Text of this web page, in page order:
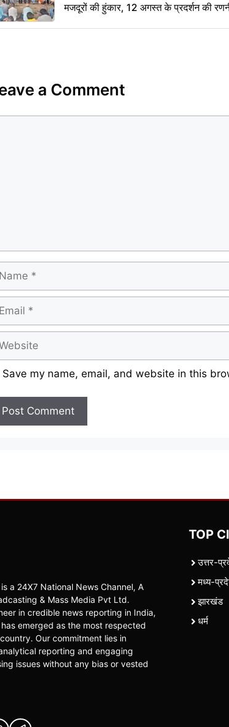
मजदूरों की हुंकार, 12 अगस्त के प्रदर्शन की
a Comment
Save my name, email, and website in this
a 24X7 National News Channel, A
& Mass Media Pvt Ltd.
in credible news reporting in India,
emerged as the most respected
Our commitment lies in
reporting and engaging
issues without any bias or vested
TOP
उत्तर-
मध्य-
झारखंड
धर्म